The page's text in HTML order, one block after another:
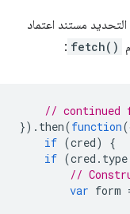
مستند اعتماد
fetch()
:
// continued
}). then(function(
if (cred)
{
if (cred . type
//
var form